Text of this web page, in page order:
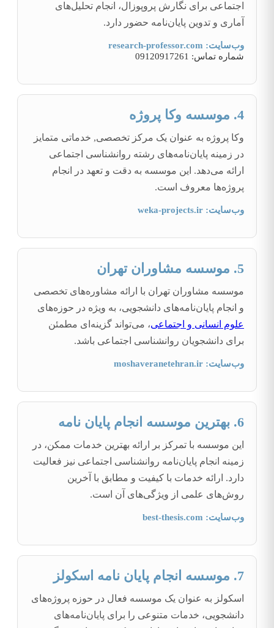
اجتماعی برای نگارش پروپوزال، انجام تحلیل‌های
آماری و تدوین پایان‌نامه حضور دارد.
وب‌سایت: research-professor.com
شماره تماس: 09120917261
4. موسسه وکا پروژه
وکا پروژه به عنوان یک مرکز تخصصی, خدماتی متمایز
در زمینه پایان‌نامه‌های رشته روانشناسی اجتماعی
ارائه می‌دهد. این موسسه به دقت و تعهد در انجام
پروژه‌ها معروف است.
وب‌سایت: weka-projects.ir
5. موسسه مشاوران تهران
موسسه مشاوران تهران با ارائه مشاوره‌های تخصصی
و انجام پایان‌نامه‌های دانشجویی، به ویژه در حوزه‌های
علوم انسانی و اجتماعی، می‌تواند گزینه‌ای مطمئن
برای دانشجویان روانشناسی اجتماعی باشد.
وب‌سایت: moshaveranetehran.ir
6. بهترین موسسه انجام پایان نامه
این موسسه با تمرکز بر ارائه بهترین خدمات ممکن، در
زمینه انجام پایان‌نامه روانشناسی اجتماعی نیز فعالیت
دارد. ارائه خدمات با کیفیت و مطابق با آخرین
روش‌های علمی از ویژگی‌های آن است.
وب‌سایت: best-thesis.com
7. موسسه انجام پایان نامه اسکولز
اسکولز به عنوان یک موسسه فعال در حوزه پروژه‌های
دانشجویی، خدمات متنوعی را برای پایان‌نامه‌های